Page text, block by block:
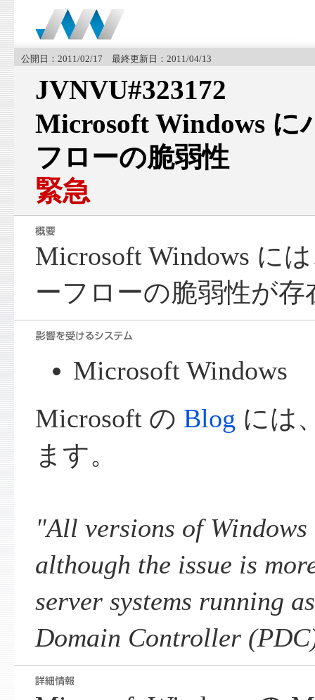
公開日：2011/02/17 最終更新日：2011/04/13
JVNVU#323172
Microsoft Windows に
フローの脆弱性
緊急
Microsoft Windows に
ーフローの脆弱性が存
Microsoft Windows
Microsoft の Blog には
ます。
"All versions of
although the issue is
server systems running
Domain Controller